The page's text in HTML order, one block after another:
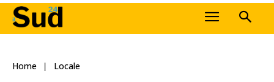
Home Locale